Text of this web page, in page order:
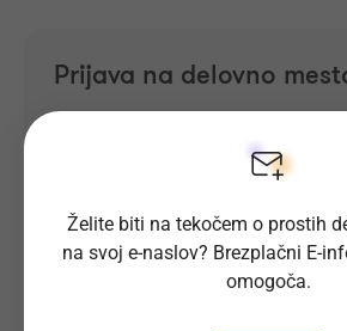
Prijava na delovno
Želite biti na tekočem o prostih
na svoj e-naslov? Brezplačni E-
omogoča.